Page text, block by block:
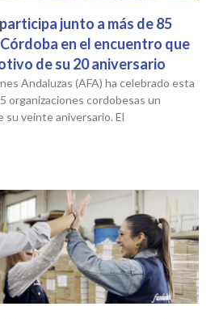
junto a más de 85
en el encuentro que
de su 20 aniversario
Andaluzas (AFA) ha celebrado esta
organizaciones cordobesas un
veinte aniversario. El